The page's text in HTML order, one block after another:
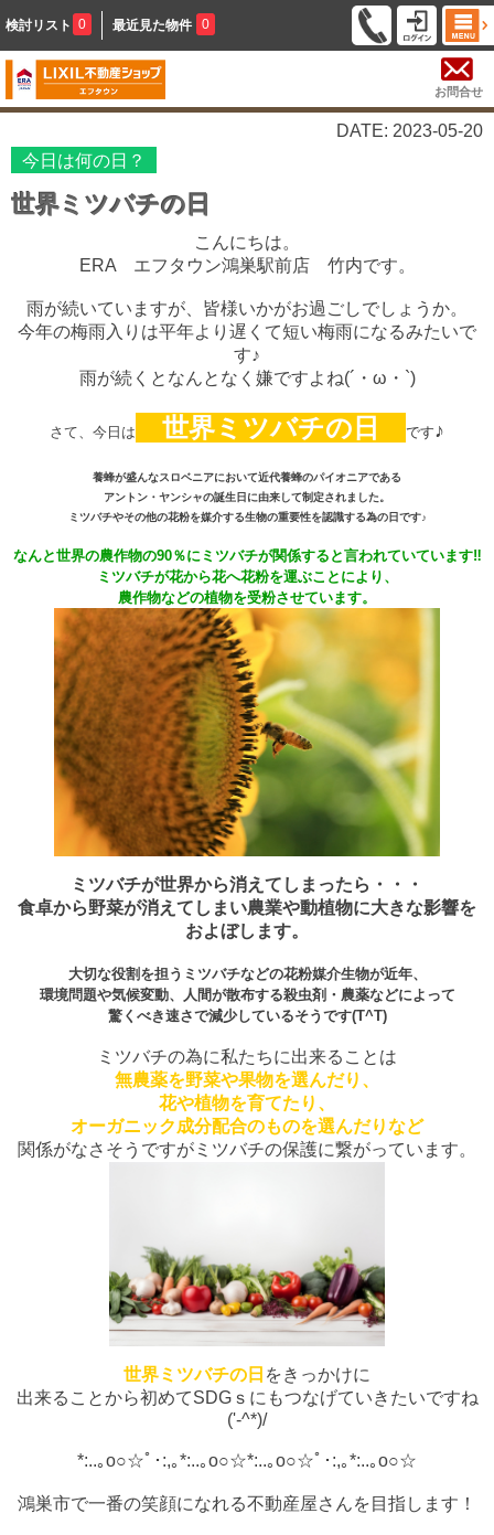
検討リスト 0 最近見た物件 0
お問合せ
DATE: 2023-05-20
今日は何の日？
世界ミツバチの日
こんにちは。
ERA エフタウン鴻巣駅前店 竹内です。
雨が続いていますが、皆様いかがお過ごしでしょうか。
今年の梅雨入りは平年より遅くて短い梅雨になるみたいで
す♪
雨が続くとなんとなく嫌ですよね(´・ω・`)
さて、今日は 世界ミツバチの日 です♪
養蜂が盛んなスロベニアにおいて近代養蜂のパイオニアである
アントン・ヤンシャの誕生日に由来して制定されました。
ミツバチやその他の花粉を媒介する生物の重要性を認識する為の日です♪
なんと世界の農作物の90％にミツバチが関係すると言われていています‼
ミツバチが花から花へ花粉を運ぶことにより、
農作物などの植物を受粉させています。
ミツバチが世界から消えてしまったら・・・
食卓から野菜が消えてしまい農業や動植物に大きな影響を
およぼします。
大切な役割を担うミツバチなどの花粉媒介生物が近年、
環境問題や気候変動、人間が散布する殺虫剤・農薬などによって
驚くべき速さで減少しているそうです(T^T)
ミツバチの為に私たちに出来ることは
無農薬を野菜や果物を選んだり、
花や植物を育てたり、
オーガニック成分配合のものを選んだりなど
関係がなさそうですがミツバチの保護に繋がっています。
世界ミツバチの日 をきっかけに
出来ることから初めてSDGｓにもつなげていきたいですね
('-^*)/
*:..｡o○☆ﾟ･:,｡*:..｡o○☆*:..｡o○☆ﾟ･:,｡*:..｡o○☆
鴻巣市で一番の笑顔になれる不動産屋さんを目指します！